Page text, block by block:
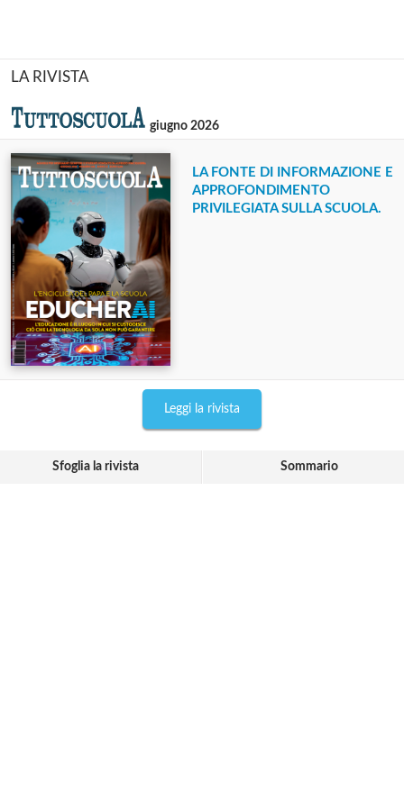
LA RIVISTA
giugno 2026
LA FONTE DI INFORMAZIONE E
APPROFONDIMENTO
PRIVILEGIATA SULLA SCUOLA.
Leggi la rivista
Sfoglia la rivista Sommario